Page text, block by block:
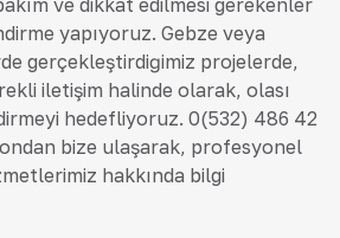
ve dikkat edilmesi gerekenler
yapıyoruz. Gebze veya
gerçekleştirdiğimiz projelerde,
iletişim halinde olarak, olası
hedefliyoruz. 0(532) 486 42
bize ulaşarak, profesyonel
hakkında bilgi